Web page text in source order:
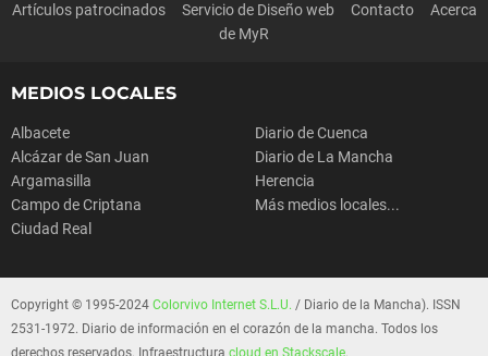
Artículos patrocinados Servicio de Diseño web Contacto
Acerca
de MyR
MEDIOS LOCALES
Albacete
Alcázar de San Juan
Argamasilla
Campo de Criptana
Ciudad Real
Diario de Cuenca
Diario de La Mancha
Herencia
Más medios locales...
Copyright © 1995-2024 Colorvivo Internet S.L.U. / Diario de la Mancha). ISSN
2531-1972. Diario de información en el corazón de la mancha. Todos los
derechos reservados. Infraestructura cloud en Stackscale.